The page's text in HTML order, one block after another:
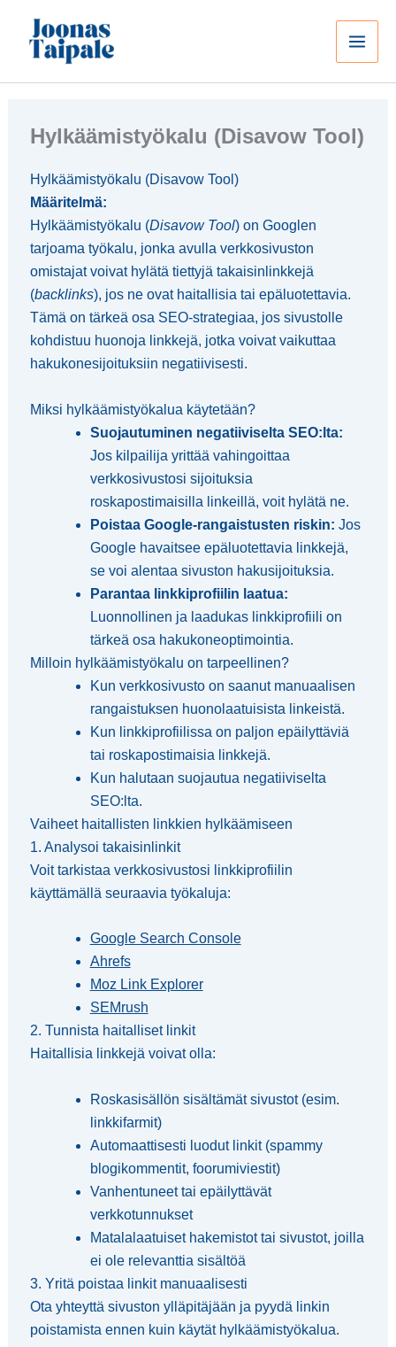
sisältöön
Hylkäämistyökalu (Disavow Tool)
Hylkäämistyökalu (Disavow Tool)
Määritelmä:
Hylkäämistyökalu (Disavow Tool) on Googlen
tarjoama työkalu, jonka avulla verkkosivuston
omistajat voivat hylätä tiettyjä takaisinlinkkejä
(backlinks), jos ne ovat haitallisia tai epäluotettavia.
Tämä on tärkeä osa SEO-strategiaa, jos sivustolle
kohdistuu huonoja linkkejä, jotka voivat vaikuttaa
hakukonesijoituksiin negatiivisesti.
Miksi hylkäämistyökalua käytetään?
Suojautuminen negatiiviselta SEO:lta:
Jos kilpailija yrittää vahingoittaa
verkkosivustosi sijoituksia
roskapostimaisilla linkeillä, voit hylätä ne.
Poistaa Google-rangaistusten riskin: Jos
Google havaitsee epäluotettavia linkkejä,
se voi alentaa sivuston hakusijoituksia.
Parantaa linkkiprofiilin laatua:
Luonnollinen ja laadukas linkkiprofiili on
tärkeä osa hakukoneoptimointia.
Milloin hylkäämistyökalu on tarpeellinen?
Kun verkkosivusto on saanut manuaalisen
rangaistuksen huonolaatuisista linkeistä.
Kun linkkiprofiilissa on paljon epäilyttäviä
tai roskapostimaisia linkkejä.
Kun halutaan suojautua negatiiviselta
SEO:lta.
Vaiheet haitallisten linkkien hylkäämiseen
1. Analysoi takaisinlinkit
Voit tarkistaa verkkosivustosi linkkiprofiilin
käyttämällä seuraavia työkaluja:
Google Search Console
Ahrefs
Moz Link Explorer
SEMrush
2. Tunnista haitalliset linkit
Haitallisia linkkejä voivat olla:
Roskasisällön sisältämät sivustot (esim.
linkkifarmit)
Automaattisesti luodut linkit (spammy
blogikommentit, foorumiviestit)
Vanhentuneet tai epäilyttävät
verkkotunnukset
Matalalaatuiset hakemistot tai sivustot, joilla
ei ole relevanttia sisältöä
3. Yritä poistaa linkit manuaalisesti
Ota yhteyttä sivuston ylläpitäjään ja pyydä linkin
poistamista ennen kuin käytät hylkäämistyökalua.